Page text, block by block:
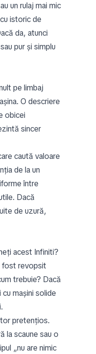
un rulaj mai mic
istoric de
da, atunci
pur și simplu
pe limbaj
O descriere
obicei
sincer
caută valoare
de la un
între
Dacă
de uzură,
acest Infiniti?
fost revopsit
trebuie? Dacă
mașini solide
pretențios.
la scaune sau o
„nu are nimic